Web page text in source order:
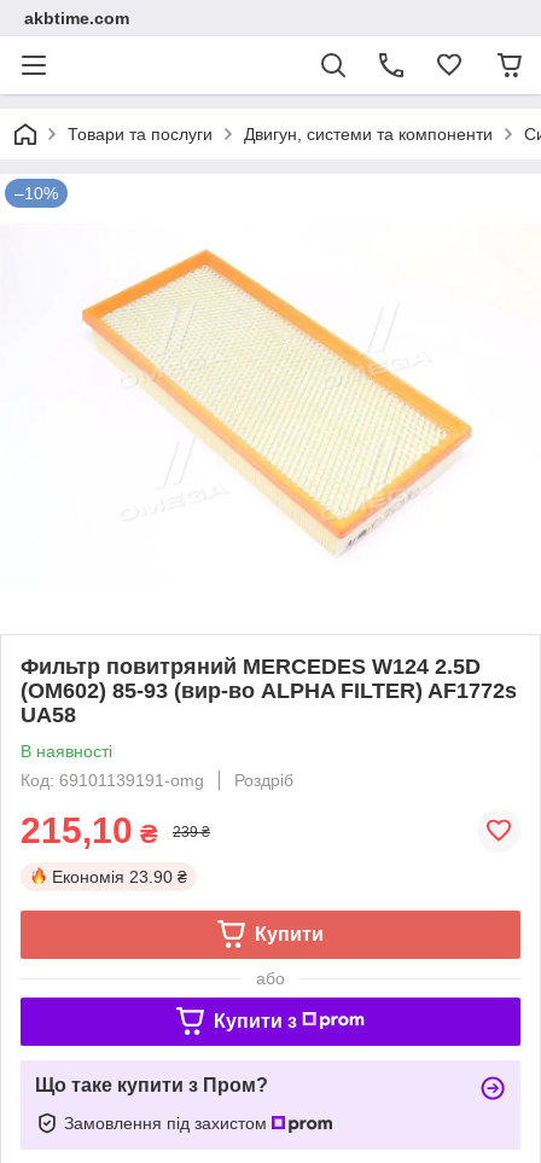
akbtime.com
Товари та послуги Двигун, системи та компоненти
–10%
Фильтр повитряний MERCEDES W124 2.5D
(OM602) 85-93 (вир-во ALPHA FILTER) AF1772s
UA58
В наявності
Код: 69101139191-omg
Роздріб
215,10 ₴ 239 ₴
Економія 23.90 ₴
Купити
або
Купити з
Що таке купити з Пром?
Замовлення під захистом